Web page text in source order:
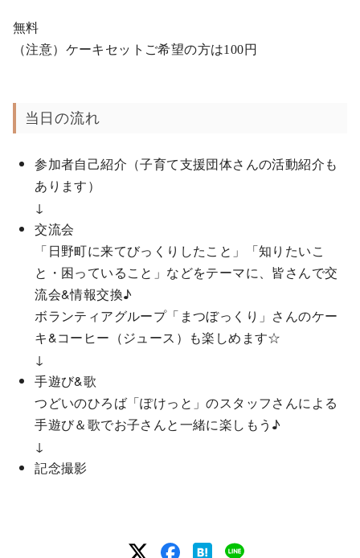
無料
（注意）ケーキセットご希望の方は100円
当日の流れ
参加者自己紹介（子育て支援団体さんの活動紹介も
あります）
↓
交流会
「日野町に来てびっくりしたこと」「知りたいこ
と・困っていること」などをテーマに、皆さんで交
流会&情報交換♪
ボランティアグループ「まつぼっくり」さんのケー
キ&コーヒー（ジュース）も楽しめます☆
↓
手遊び&歌
つどいのひろば「ぽけっと」のスタッフさんによる
手遊び＆歌でお子さんと一緒に楽しもう♪
↓
記念撮影